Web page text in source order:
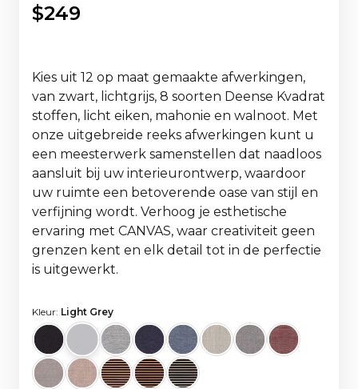
$249
Kies uit 12 op maat gemaakte afwerkingen,
van zwart, lichtgrijs, 8 soorten Deense Kvadrat
stoffen, licht eiken, mahonie en walnoot. Met
onze uitgebreide reeks afwerkingen kunt u
een meesterwerk samenstellen dat naadloos
aansluit bij uw interieurontwerp, waardoor
uw ruimte een betoverende oase van stijl en
verfijning wordt. Verhoog je esthetische
ervaring met CANVAS, waar creativiteit geen
grenzen kent en elk detail tot in de perfectie
is uitgewerkt.
Kleur: Light Grey